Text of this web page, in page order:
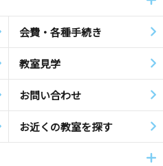
会費・各種手続き
教室見学
お問い合わせ
お近くの教室を探す